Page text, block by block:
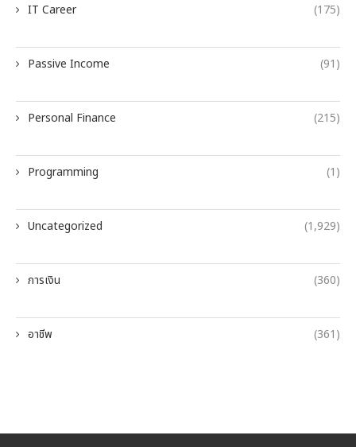
IT Career (175)
Passive Income (91)
Personal Finance (215)
Programming (1)
Uncategorized (1,929)
การเงิน (360)
อาชีพ (361)